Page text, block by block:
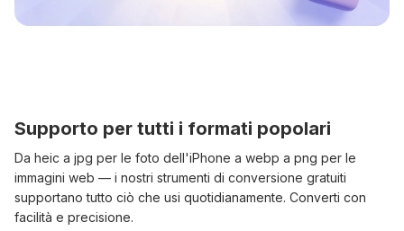
Supporto per tutti i formati popolari
Da heic a jpg per le foto dell'iPhone a webp a png per le
immagini web — i nostri strumenti di conversione gratuiti
supportano tutto ciò che usi quotidianamente. Converti con
facilità e precisione.